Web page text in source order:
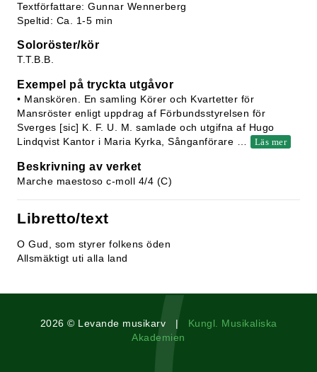
Textförfattare: Gunnar Wennerberg
Speltid: Ca. 1-5 min
Soloröster/kör
T.T.B.B.
Exempel på tryckta utgåvor
• Manskören. En samling Körer och Kvartetter för
Mansröster enligt uppdrag af Förbundsstyrelsen för
Sverges [sic] K. F. U. M. samlade och utgifna af Hugo
Lindqvist Kantor i Maria Kyrka, Sånganförare
Läs mer
Beskrivning av verket
Marche maestoso c-moll 4/4 (C)
Libretto/text
O Gud, som styrer folkens öden
Allsmäktigt uti alla land
2026 © Levande musikarv | Kungl. Musikaliska
Akademien